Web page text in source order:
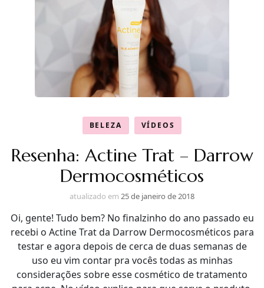
BELEZA VÍDEOS
Resenha: Actine Trat – Darrow
Dermocosméticos
atualizado em 25 de janeiro de 2018
Oi, gente! Tudo bem? No finalzinho do ano passado eu
recebi o Actine Trat da Darrow Dermocosméticos para
testar e agora depois de cerca de duas semanas de
uso eu vim contar pra vocês todas as minhas
considerações sobre esse cosmético de tratamento